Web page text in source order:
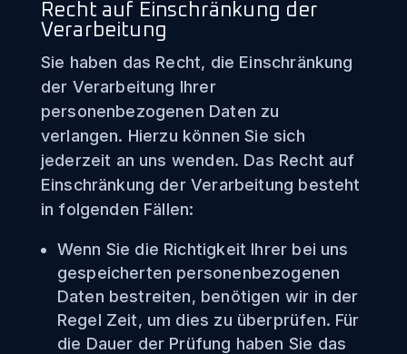
Recht auf Einschränkung der
Verarbeitung
Sie haben das Recht, die Einschränkung
der Verarbeitung Ihrer
personenbezogenen Daten zu
verlangen. Hierzu können Sie sich
jederzeit an uns wenden. Das Recht auf
Einschränkung der Verarbeitung besteht
in folgenden Fällen:
Wenn Sie die Richtigkeit Ihrer bei uns
gespeicherten personenbezogenen
Daten bestreiten, benötigen wir in der
Regel Zeit, um dies zu überprüfen. Für
die Dauer der Prüfung haben Sie das